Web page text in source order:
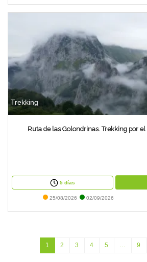
Trekking
Ruta de las Golondrinas. Trekking por
5 días
25/08/2026 02/09/2026
1 2 3 4 5 … 9